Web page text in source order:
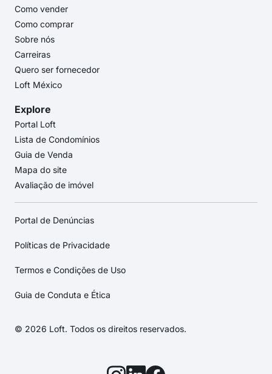
Como vender
Como comprar
Sobre nós
Carreiras
Quero ser fornecedor
Loft México
Explore
Portal Loft
Lista de Condomínios
Guia de Venda
Mapa do site
Avaliação de imóvel
Portal de Denúncias
Políticas de Privacidade
Termos e Condições de Uso
Guia de Conduta e Ética
© 2026 Loft. Todos os direitos reservados.